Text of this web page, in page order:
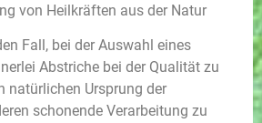
von Heilkräften aus der Natur
Fall, bei der Auswahl eines
Abstriche bei der Qualität zu
natürlichen Ursprung der
schonende Verarbeitung zu